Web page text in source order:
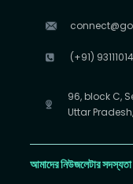
(+91)
96, block C,
Uttar Pradesh,
আমাদের নিউজলেটার সদস্যতা